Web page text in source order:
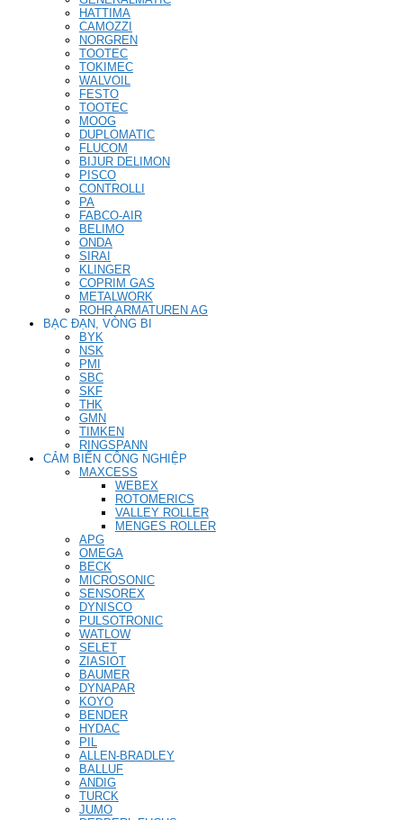
HATTIMA
CAMOZZI
NORGREN
TOOTEC
TOKIMEC
WALVOIL
FESTO
TOOTEC
MOOG
DUPLOMATIC
FLUCOM
BIJUR DELIMON
PISCO
CONTROLLI
PA
FABCO-AIR
BELIMO
ONDA
SIRAI
KLINGER
COPRIM GAS
METALWORK
ROHR ARMATUREN AG
BẠC ĐẠN, VÒNG BI
BYK
NSK
PMI
SBC
SKF
THK
GMN
TIMKEN
RINGSPANN
CẢM BIẾN CÔNG NGHIỆP
MAXCESS
WEBEX
ROTOMERICS
VALLEY ROLLER
MENGES ROLLER
APG
OMEGA
BECK
MICROSONIC
SENSOREX
DYNISCO
PULSOTRONIC
WATLOW
SELET
ZIASIOT
BAUMER
DYNAPAR
KOYO
BENDER
HYDAC
PIL
ALLEN-BRADLEY
BALLUF
ANDIG
TURCK
JUMO